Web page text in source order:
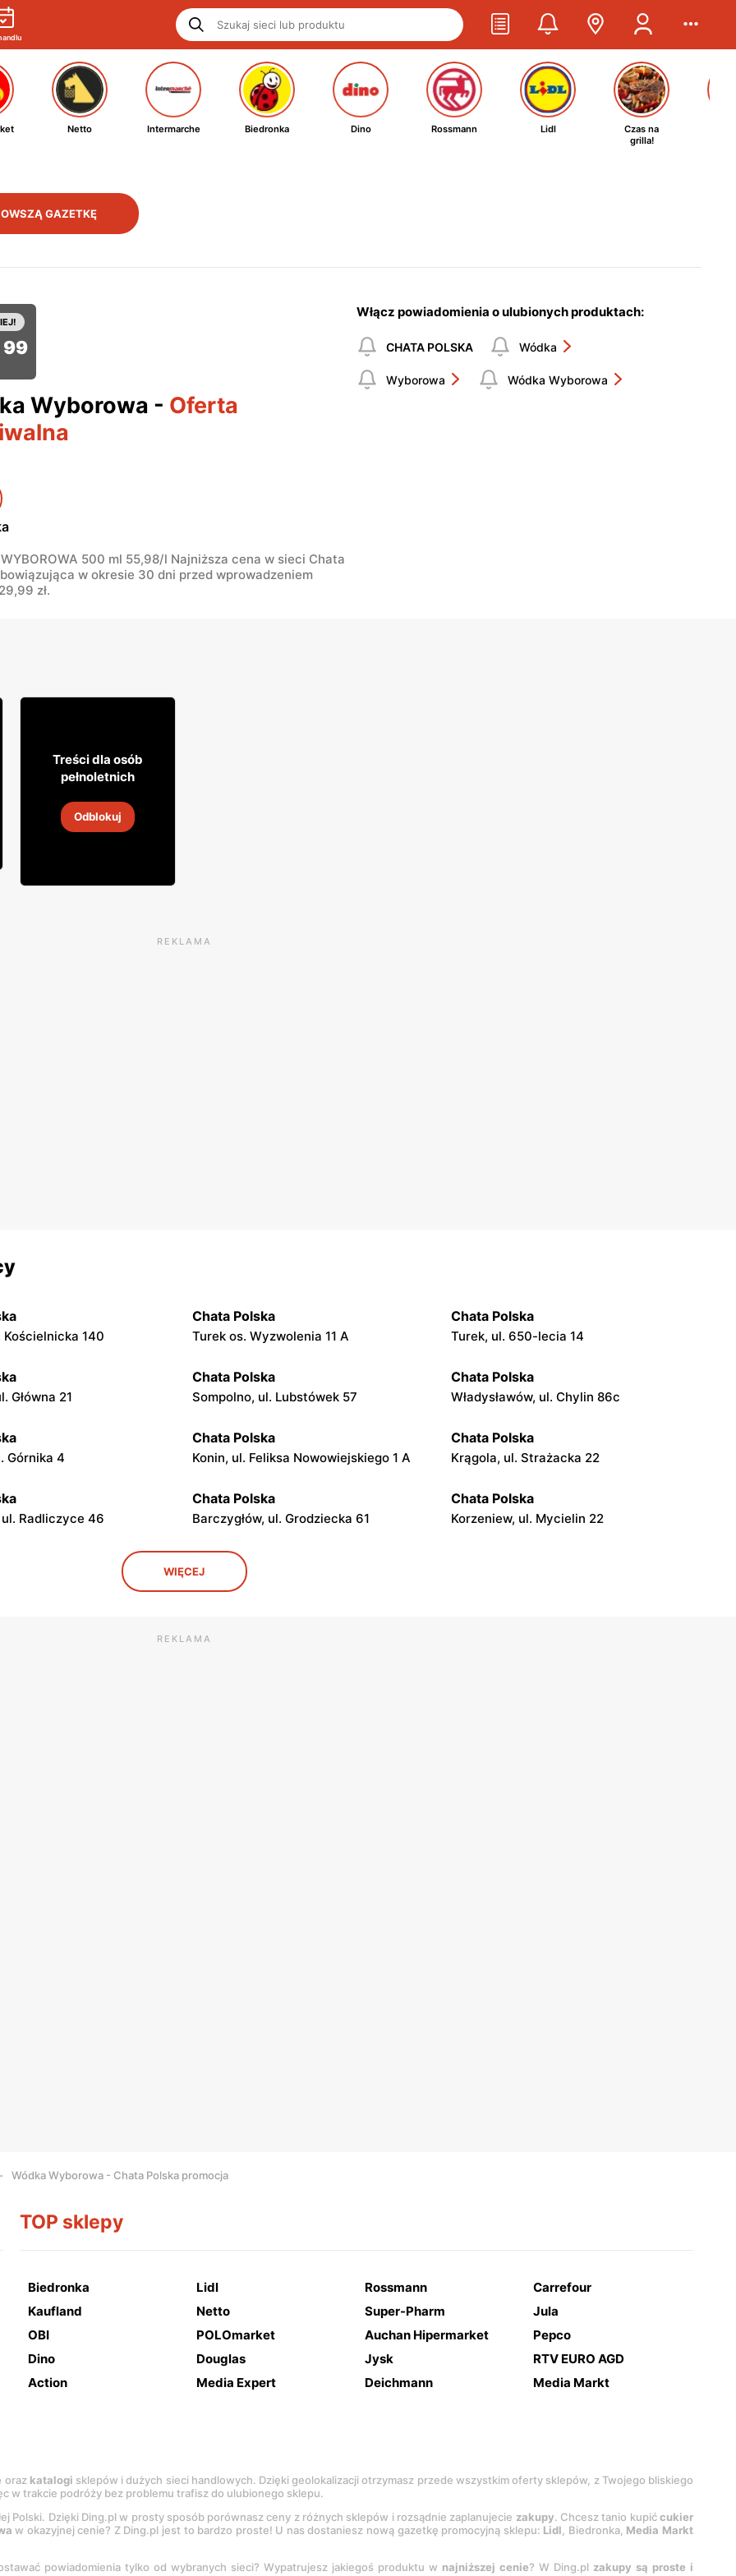
Netto Intermarche Biedronka Dino Rossmann Lidl
Czas na
grilla!
GAZETKĘ
99
Wyborowa - Oferta
500 ml 55,98/l Najniższa cena w sieci Chata
w okresie 30 dni przed wprowadzeniem
zł.
Włącz powiadomienia o ulubionych produktach:
CHATA POLSKA Wódka
Wyborowa Wódka Wyborowa
2799
Wódka Adam Mickiewicz
8 sie 2026
Treści dla osób
pełnoletnich
Odblokuj
REKLAMA
Kościelnicka 140
Chata Polska
Turek os. Wyzwolenia 11 A
Chata Polska
Turek, ul. 650-lecia 14
Główna 21
Chata Polska
Sompolno, ul. Lubstówek 57
Chata Polska
Władysławów, ul. Chylin 86c
Górnika 4
Chata Polska
Konin, ul. Feliksa Nowowiejskiego 1 A
Chata Polska
Krągola, ul. Strażacka 22
Radliczyce 46
Chata Polska
Barczygłów, ul. Grodziecka 61
Chata Polska
Korzeniew, ul. Mycielin 22
Chata Polska
Brzeziny, ul. Sobiesęki 7
Mogilno, ul. Marsz. Piłsudskiego 23
WIĘCEJ
REKLAMA
Wódka Wyborowa - Chata Polska promocja
TOP sklepy
Biedronka Lidl Rossmann
Carrefour
Kaufland
Netto Super-Pharm
Jula
OBI
POLOmarket Auchan Hipermarket
Pepco
Dino
Douglas Jysk
RTV EURO AGD
Action
Media Expert Deichmann Media Markt
oraz katalogi sklepów i dużych sieci handlowych. Dzięki geolokalizacji otrzymasz przede wszystkim oferty sklepów, z Twojego bliskiego
w trakcie podróży bez problemu trafisz do ulubionego sklepu.
Polski. Dzięki Ding.pl w prosty sposób porównasz ceny z różnych sklepów i rozsądnie zaplanujecie zakupy. Chcesz tanio kupićcukier
w okazyjnej cenie? Z Ding.pl jest to bardzo proste! U nas dostaniesz nową gazetkę promocyjną sklepu: Lidl, Biedronka, Media Markt
powiadomienia tylko od wybranych sieci? Wypatrujesz jakiegoś produktu w najniższej cenie? W Ding.pl zakupy są proste i